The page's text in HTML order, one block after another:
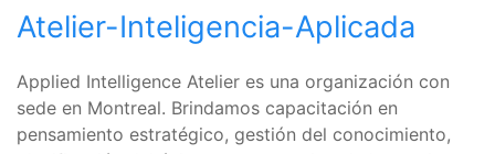
Atelier-Inteligencia-Aplicada
Applied Intelligence Atelier es una organización con
sede en Montreal. Brindamos capacitación en
pensamiento estratégico, gestión del conocimiento,